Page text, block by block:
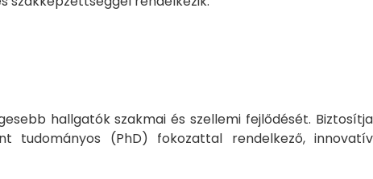
hallgatók szakmai és szellemi fejlődését. Biztosítja
tudományos (PhD) fokozattal rendelkező, innovatív